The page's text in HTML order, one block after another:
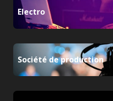
Electro
Société de production